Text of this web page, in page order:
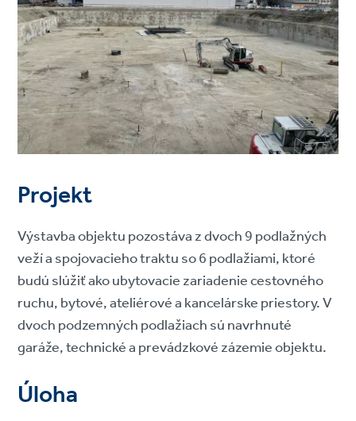
Projekt
Výstavba objektu pozostáva z dvoch 9 podlažných
veží a spojovacieho traktu so 6 podlažiami, ktoré
budú slúžiť ako ubytovacie zariadenie cestovného
ruchu, bytové, ateliérové a kancelárske priestory. V
dvoch podzemných podlažiach sú navrhnuté
garáže, technické a prevádzkové zázemie objektu.
Úloha